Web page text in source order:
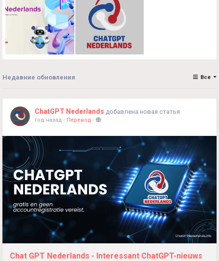
Недавние обновления Все
ChatGPT Nederlands добавлена новая статья
год назад - Перевод -
Chat GPT Nederlands - Interessant ChatGPT-nieuws